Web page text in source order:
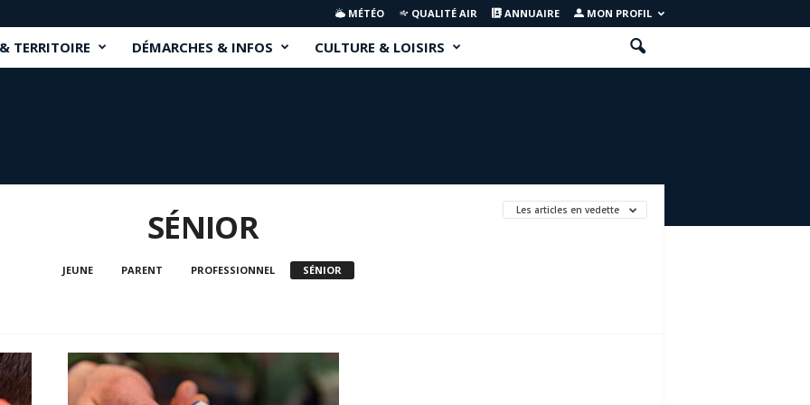
MÉTÉO QUALITÉ AIR ANNUAIRE MON PROFIL
TERRITOIRE DÉMARCHES & INFOS CULTURE & LOISIRS
Les articles en vedette
SÉNIOR
JEUNE PARENT PROFESSIONNEL SÉNIOR